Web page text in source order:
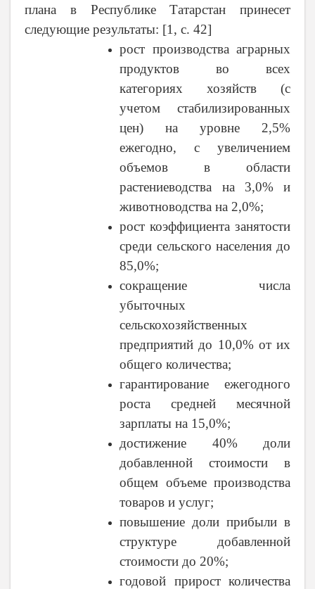
плана в Республике Татарстан принесет
следующие результаты: [1, с. 42]
рост производства аграрных
продуктов во всех
категориях хозяйств (с
учетом стабилизированных
цен) на уровне 2,5%
ежегодно, с увеличением
объемов в области
растениеводства на 3,0% и
животноводства на 2,0%;
рост коэффициента занятости
среди сельского населения до
85,0%;
сокращение числа
убыточных
сельскохозяйственных
предприятий до 10,0% от их
общего количества;
гарантирование ежегодного
роста средней месячной
зарплаты на 15,0%;
достижение 40% доли
добавленной стоимости в
общем объеме производства
товаров и услуг;
повышение доли прибыли в
структуре добавленной
стоимости до 20%;
годовой прирост количества